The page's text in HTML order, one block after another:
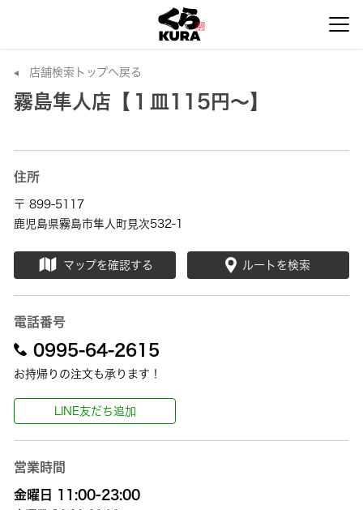
店舗検索トップへ戻る
霧島隼人店【１皿115円～】
住所
〒 899-5117
鹿児島県霧島市隼人町見次532-1
マップを確認する ルートを検索
電話番号
0995-64-2615
お持帰りの注文も承ります！
LINE友だち追加
営業時間
金曜日 11:00-23:00